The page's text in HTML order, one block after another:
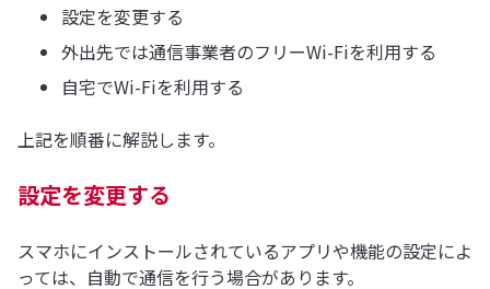
設定を変更する
外出先では通信事業者のフリーWi-Fiを利用する
自宅でWi-Fiを利用する
上記を順番に解説します。
設定を変更する
スマホにインストールされているアプリや機能の設定によ
っては、自動で通信を行う場合があります。